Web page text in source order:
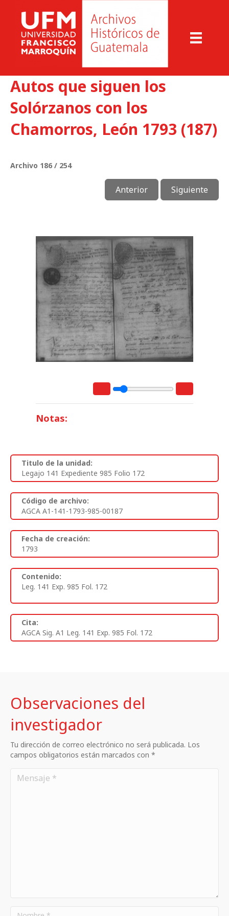
Autos que siguen los
Solórzanos con los
Chamorros, León 1793 (187)
Archivo 186 / 254
Anterior Siguiente
Notas:
Titulo de la unidad:
Legajo 141 Expediente 985 Folio 172
Código de archivo:
AGCA A1-141-1793-985-00187
Fecha de creación:
1793
Contenido:
Leg. 141 Exp. 985 Fol. 172
Cita:
AGCA Sig. A1 Leg. 141 Exp. 985 Fol. 172
Observaciones del
investigador
Tu dirección de correo electrónico no será publicada. Los
campos obligatorios están marcados con *